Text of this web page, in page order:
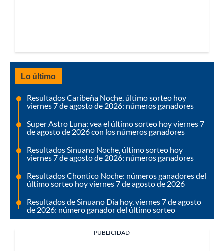
Lo último
Resultados Caribeña Noche, último sorteo hoy
viernes 7 de agosto de 2026: números ganadores
Super Astro Luna: vea el último sorteo hoy viernes 7
de agosto de 2026 con los números ganadores
Resultados Sinuano Noche, último sorteo hoy
viernes 7 de agosto de 2026: números ganadores
Resultados Chontico Noche: números ganadores del
último sorteo hoy viernes 7 de agosto de 2026
Resultados de Sinuano Día hoy, viernes 7 de agosto
de 2026: número ganador del último sorteo
PUBLICIDAD